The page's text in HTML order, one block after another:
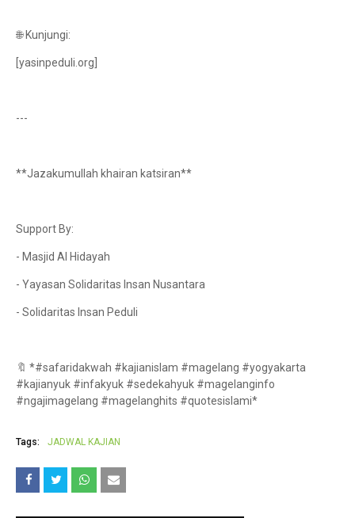
🌐 Kunjungi:
[yasinpeduli.org]
---
**Jazakumullah khairan katsiran**
Support By:
- Masjid Al Hidayah
- Yayasan Solidaritas Insan Nusantara
- Solidaritas Insan Peduli
🔖 *#safaridakwah #kajianislam #magelang #yogyakarta
#kajianyuk #infakyuk #sedekahyuk #magelanginfo
#ngajimagelang #magelanghits #quotesislami*
Tags: JADWAL KAJIAN